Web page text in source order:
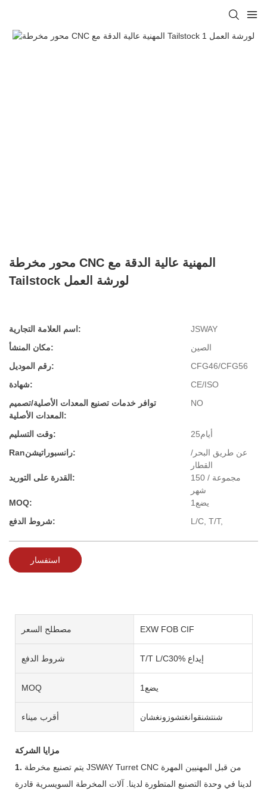
محور مخرطة CNC المهنية عالية الدقة مع
Tailstock لورشة العمل
اسم العلامة التجارية:
JSWAY
مكان المنشأ:
الصين
رقم الموديل:
CFG46/CFG56
شهادة:
CE/ISO
توافر خدمات تصنيع المعدات الأصلية/تصميم
المعدات الأصلية:
NO
وقت التسليم:
أيام25
Ranرانسبوراتيشن:
عن طريق البحر/
القطار
القدرة على التوريد:
150 مجموعة /
شهر
MOQ:
يضع1
شروط الدفع:
L/C, T/T,
استفسار
مصطلح السعر EXW FOB CIF
شروط الدفع T/T L/C30% إيداع
MOQ يضع1
أقرب ميناء شنتشنقوانغتشوزونغشان
مزايا الشركة
1. يتم تصنيع مخرطة JSWAY Turret CNC من قبل المهنيين المهرة
لدينا في وحدة التصنيع المتطورة لدينا. آلات المخرطة السويسرية قادرة